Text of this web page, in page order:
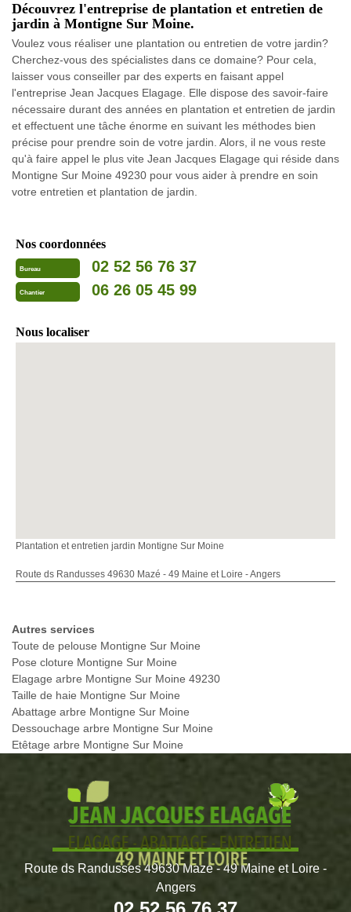
Découvrez l'entreprise de plantation et entretien de
jardin à Montigne Sur Moine.
Voulez vous réaliser une plantation ou entretien de votre jardin?
Cherchez-vous des spécialistes dans ce domaine? Pour cela,
laisser vous conseiller par des experts en faisant appel
l'entreprise Jean Jacques Elagage. Elle dispose des savoir-faire
nécessaire durant des années en plantation et entretien de jardin
et effectuent une tâche énorme en suivant les méthodes bien
précise pour prendre soin de votre jardin. Alors, il ne vous reste
qu'à faire appel le plus vite Jean Jacques Elagage qui réside dans
Montigne Sur Moine 49230 pour vous aider à prendre en soin
votre entretien et plantation de jardin.
Nos coordonnées
Bureau 02 52 56 76 37
Chantier 06 26 05 45 99
Nous localiser
Plantation et entretien jardin Montigne Sur Moine
Route ds Randusses 49630 Mazé - 49 Maine et Loire - Angers
Autres services
Toute de pelouse Montigne Sur Moine
Pose cloture Montigne Sur Moine
Elagage arbre Montigne Sur Moine 49230
Taille de haie Montigne Sur Moine
Abattage arbre Montigne Sur Moine
Dessouchage arbre Montigne Sur Moine
Etêtage arbre Montigne Sur Moine
Route ds Randusses 49630 Mazé - 49 Maine et Loire -
Angers